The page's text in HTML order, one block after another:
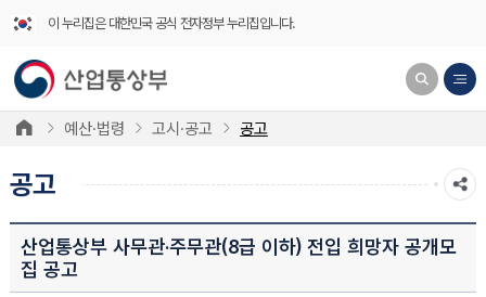
이 누리집은 대한민국 공식 전자정부 누리집입니다.
예산·법령 고시·공고 공고
공고
산업통상부 사무관·주무관(8급 이하) 전입 희망자 공개모
집 공고